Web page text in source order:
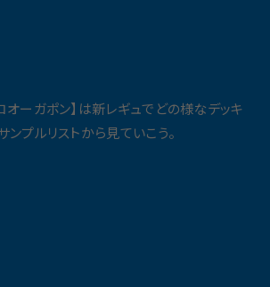
オーガポン】は新レギュでどの様なデッキ
ンプルリストから見ていこう。